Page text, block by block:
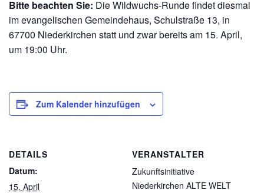
Bitte beachten Sie: Die Wildwuchs-Runde findet diesmal
im evangelischen Gemeindehaus, Schulstraße 13, in
67700 Niederkirchen statt und zwar bereits am 15. April,
um 19:00 Uhr.
Zum Kalender hinzufügen
DETAILS
Datum:
15. April
VERANSTALTER
Zukunftsinitiative
Niederkirchen ALTE WELT